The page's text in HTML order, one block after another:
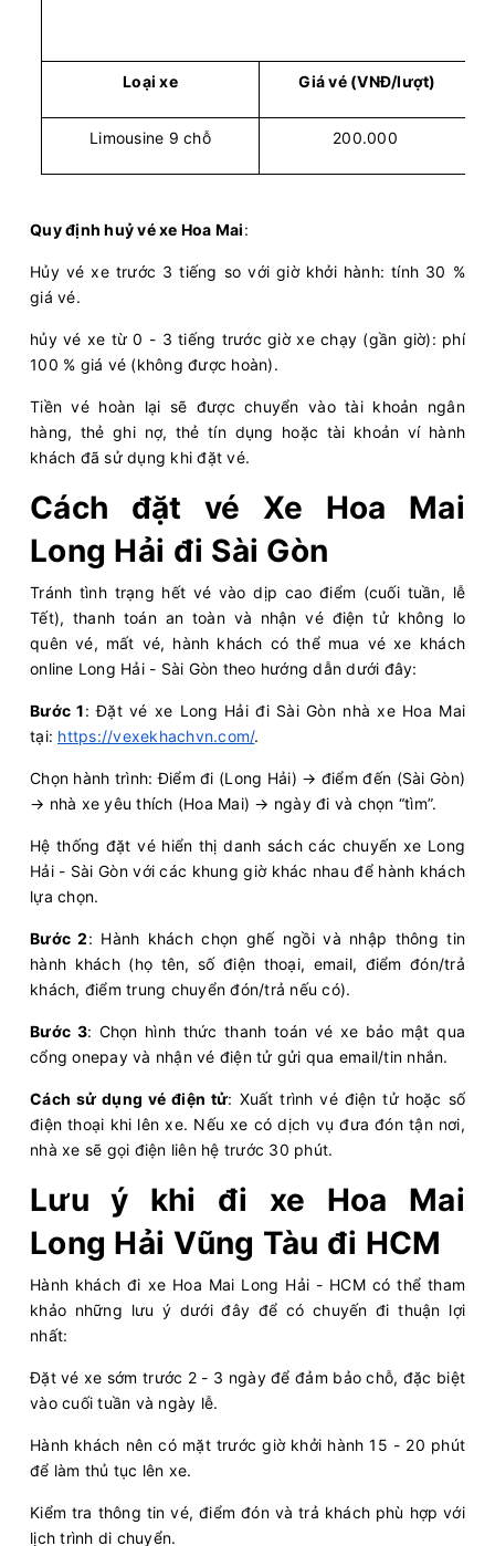
230.000 8 Chọn mua
06:0010/08/2026 (2 giờ 40 phút)
Giá vé:
06:00 10/08/2026
Văn phòng Hoa Mai
Vũng Tàu
Bến xe Miền
Đông mới
180.000 Còn trống: 8
06:00 10/08/2026 10/0808:30 (2 giờ 30 phút)
Văn phòng Hoa Mai
Vũng Tàu
Văn phòng
Quận 5
Hoa Mai Limousine 9 chỗ
06:0010/08/2026 10/0808:15(2 giờ 15 phút)
Văn phòng Hoa Mai
Vũng Tàu
Sân bay Tân
Hoa Mai Limousine 9 chỗ
Giá vé:230.000 Còn trống:9
06:00 10/08/2026 10/08 08:15
Văn phòng Hoa Mai
Vũng Tàu
Văn phòng Miền
Đông
180.000 Còn trống:9 Chọn mua
06:3010/08/2026 10/08 08:45 (2 giờ 15 phút)
Văn phòng Hoa Mai
Hoa Mai
Giá vé: 230.000 Còn trống: 9 Chọn mua
07:00 10/08/2026
Loại xe Giá vé (VNĐ/lượt)
Limousine 9 chỗ 200.000
Quy định huỷ vé xe Hoa Mai:
Hủy vé xe trước 3 tiếng so với giờ khởi hành: tính 30 %
giá vé.
hủy vé xe từ 0 - 3 tiếng trước giờ xe chạy (gần giờ): phí
100 % giá vé (không được hoàn).
Tiền vé hoàn lại sẽ được chuyển vào tài khoản ngân
hàng, thẻ ghi nợ, thẻ tín dụng hoặc tài khoản ví hành
khách đã sử dụng khi đặt vé.
Cách đặt vé Xe Hoa Mai
Long Hải đi Sài Gòn
Tránh tình trạng hết vé vào dịp cao điểm (cuối tuần, lễ
Tết), thanh toán an toàn và nhận vé điện tử không lo
quên vé, mất vé, hành khách có thể mua vé xe khách
online Long Hải - Sài Gòn theo hướng dẫn dưới đây:
Bước 1: Đặt vé xe Long Hải đi Sài Gòn nhà xe Hoa Mai
tại: https://vexekhachvn.com/.
Chọn hành trình: Điểm đi (Long Hải) → điểm đến (Sài Gòn)
→ nhà xe yêu thích (Hoa Mai) → ngày đi và chọn “tìm”.
Hệ thống đặt vé hiển thị danh sách các chuyến xe Long
Hải - Sài Gòn với các khung giờ khác nhau để hành khách
lựa chọn.
Bước 2: Hành khách chọn ghế ngồi và nhập thông tin
hành khách (họ tên, số điện thoại, email, điểm đón/trả
khách, điểm trung chuyển đón/trả nếu có).
Bước 3: Chọn hình thức thanh toán vé xe bảo mật qua
cổng onepay và nhận vé điện tử gửi qua email/tin nhắn.
Cách sử dụng vé điện tử: Xuất trình vé điện tử hoặc số
điện thoại khi lên xe. Nếu xe có dịch vụ đưa đón tận nơi,
nhà xe sẽ gọi điện liên hệ trước 30 phút.
Lưu ý khi đi xe Hoa Mai
Long Hải Vũng Tàu đi HCM
Hành khách đi xe Hoa Mai Long Hải - HCM có thể tham
khảo những lưu ý dưới đây để có chuyến đi thuận lợi
nhất:
Đặt vé xe sớm trước 2 - 3 ngày để đảm bảo chỗ, đặc biệt
vào cuối tuần và ngày lễ.
Hành khách nên có mặt trước giờ khởi hành 15 - 20 phút
để làm thủ tục lên xe.
Kiểm tra thông tin vé, điểm đón và trả khách phù hợp với
lịch trình di chuyển.